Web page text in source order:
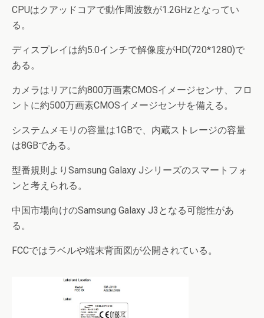
CPUはクアッドコアで動作周波数が1.2GHzとなってい
る。
ディスプレイは約5.0インチで解像度がHD(720*1280)で
ある。
カメラはリアに約800万画素CMOSイメージセンサ、フロ
ントに約500万画素CMOSイメージセンサを備える。
システムメモリの容量は1GBで、内蔵ストレージの容量
は8GBである。
型番規則よりSamsung Galaxy Jシリーズのスマートフォ
ンと考えられる。
中国市場向けのSamsung Galaxy J3となる可能性があ
る。
FCCではラベルや端末背面図が公開されている。